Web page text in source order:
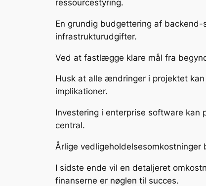
ressourcestyring.
En grundig budgettering af
infrastrukturudgifter.
Ved at fastlægge klare mål fra
Husk at alle ændringer i projektet
implikationer.
Investering i enterprise software
central.
Årlige
I sidste ende vil en detaljeret
finanserne er nøglen til succes.